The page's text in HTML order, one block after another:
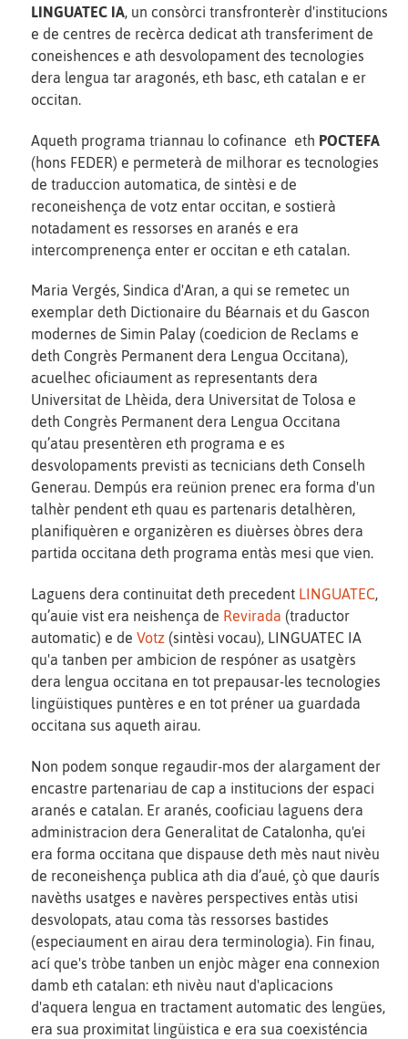
LINGUATEC IA, un consòrci transfronterèr d'institucions
e de centres de recèrca dedicat ath transferiment de
coneishences e ath desvolopament des tecnologies
dera lengua tar aragonés, eth basc, eth catalan e er
occitan.
Aqueth programa triannau lo cofinance eth POCTEFA
(hons FEDER) e permeterà de milhorar es tecnologies
de traduccion automatica, de sintèsi e de
reconeishença de votz entar occitan, e sostierà
notadament es ressorses en aranés e era
intercomprenença enter er occitan e eth catalan.
Maria Vergés, Sindica d'Aran, a qui se remetec un
exemplar deth Dictionaire du Béarnais et du Gascon
modernes de Simin Palay (coedicion de Reclams e
deth Congrès Permanent dera Lengua Occitana),
acuelhec oficiaument as representants dera
Universitat de Lhèida, dera Universitat de Tolosa e
deth Congrès Permanent dera Lengua Occitana
qu’atau presentèren eth programa e es
desvolopaments previsti as tecnicians deth Conselh
Generau. Dempús era reünion prenec era forma d'un
talhèr pendent eth quau es partenaris detalhèren,
planifiquèren e organizèren es diuèrses òbres dera
partida occitana deth programa entàs mesi que vien.
Laguens dera continuitat deth precedent LINGUATEC,
qu’auie vist era neishença de Revirada (traductor
automatic) e de Votz (sintèsi vocau), LINGUATEC IA
qu'a tanben per ambicion de respóner as usatgèrs
dera lengua occitana en tot prepausar-les tecnologies
lingüistiques puntères e en tot préner ua guardada
occitana sus aqueth airau.
Non podem sonque regaudir-mos der alargament der
encastre partenariau de cap a institucions der espaci
aranés e catalan. Er aranés, cooficiau laguens dera
administracion dera Generalitat de Catalonha, qu'ei
era forma occitana que dispause deth mès naut nivèu
de reconeishença publica ath dia d’aué, çò que daurís
navèths usatges e navères perspectives entàs utisi
desvolopats, atau coma tàs ressorses bastides
(especiaument en airau dera terminologia). Fin finau,
ací que's tròbe tanben un enjòc màger ena connexion
damb eth catalan: eth nivèu naut d'aplicacions
d'aquera lengua en tractament automatic des lengües,
era sua proximitat lingüistica e era sua coexisténcia